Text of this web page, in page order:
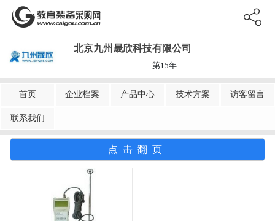
北京九州晟欣科技有限公司
第15年
首页 企业档案 产品中心 技术方案 访客留言
联系我们
点击翻页